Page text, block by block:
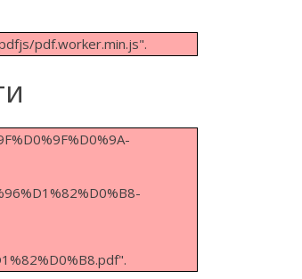
pdf.worker.min.js".